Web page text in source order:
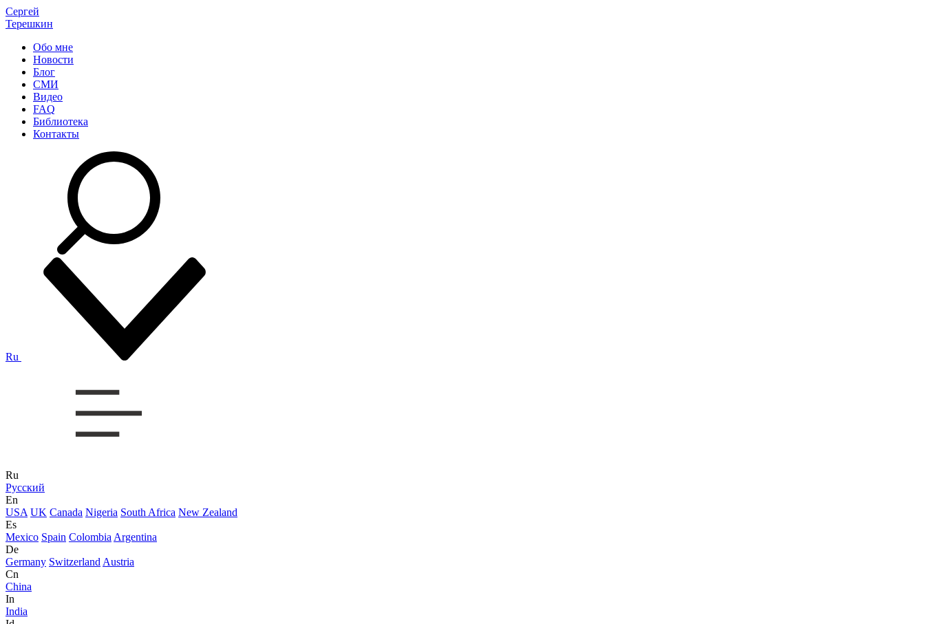
Сергей
Терешкин
Обо мне
Новости
Блог
СМИ
Видео
FAQ
Библиотека
Контакты
Ru
Ru
Русский
En
USA UK Canada Nigeria South Africa New Zealand
Es
Mexico Spain Colombia Argentina
De
Germany Switzerland Austria
Cn
China
In
India